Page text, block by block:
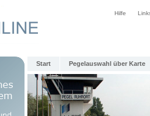
Hilfe
Start Pegelauswahl über Karte